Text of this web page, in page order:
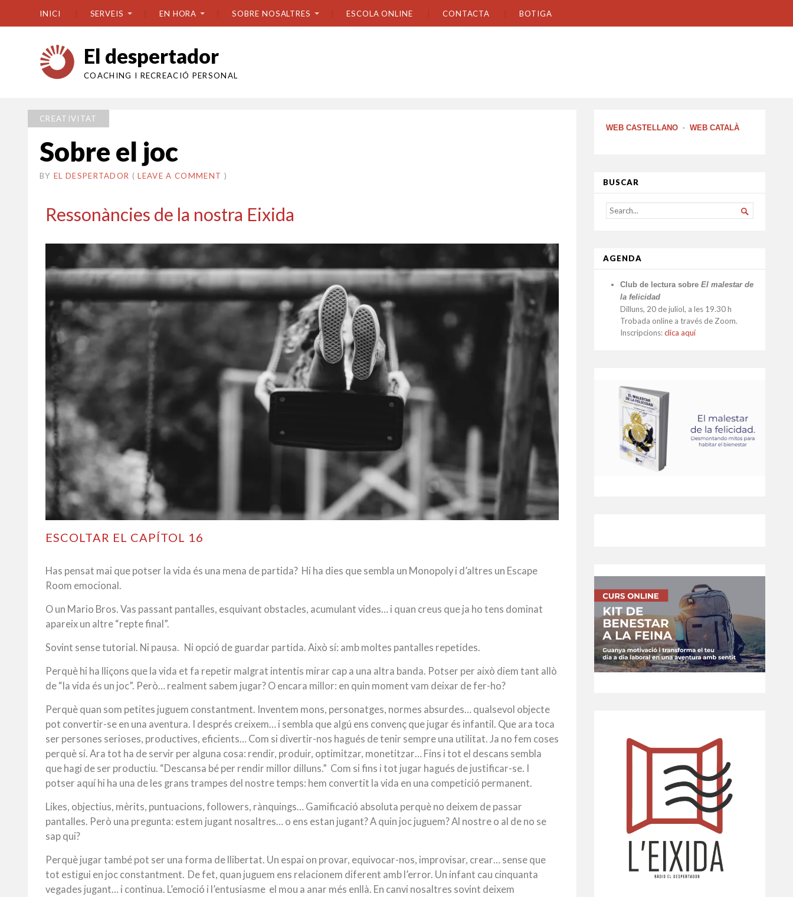
INICI SERVEIS EN HORA SOBRE NOSALTRES ESCOLA ONLINE CONTACTA BOTIGA
El despertador
COACHING I RECREACIÓ PERSONAL
CREATIVITAT
Sobre el joc
BY EL DESPERTADOR ON
8
•(LEAVE A COMMENT )
Ressonàncies de la nostra Eixida
ESCOLTAR EL CAPÍTOL 16
Has pensat mai que potser la vida és una mena de partida? Hi ha dies que sembla un Monopoly i d’altres un Escape
Room emocional.
O un Mario Bros. Vas passant pantalles, esquivant obstacles, acumulant vides… i quan creus que ja ho tens dominat
apareix un altre “repte final”.
Sovint sense tutorial. Ni pausa. Ni opció de guardar partida. Això sí: amb moltes pantalles repetides.
Perquè hi ha lliçons que la vida et fa repetir malgrat intentis mirar cap a una altra banda. Potser per això diem tant allò
de “la vida és un joc”. Però… realment sabem jugar? O encara millor: en quin moment vam deixar de fer-ho?
Perquè quan som petites juguem constantment. Inventem mons, personatges, normes absurdes… qualsevol objecte
pot convertir-se en una aventura. I després creixem… i sembla que algú ens convenç que jugar és infantil. Que ara toca
ser persones serioses, productives, eficients… Com si divertir-nos hagués de tenir sempre una utilitat. Ja no fem coses
perquè sí. Ara tot ha de servir per alguna cosa: rendir, produir, optimitzar, monetitzar… Fins i tot el descans sembla
que hagi de ser productiu. “Descansa bé per rendir millor dilluns.” Com si fins i tot jugar hagués de justificar-se. I
potser aquí hi ha una de les grans trampes del nostre temps: hem convertit la vida en una competició permanent.
Likes, objectius, mèrits, puntuacions, followers, rànquings… Gamificació absoluta perquè no deixem de passar
pantalles. Però una pregunta: estem jugant nosaltres… o ens estan jugant? A quin joc juguem? Al nostre o al de no se
sap qui?
Perquè jugar també pot ser una forma de llibertat. Un espai on provar, equivocar-nos, improvisar, crear… sense que
tot estigui en joc constantment. De fet, quan juguem ens relacionem diferent amb l’error. Un infant cau cinquanta
vegades jugant… i continua. L’emoció i l’entusiasme el mou a anar més enllà. En canvi nosaltres sovint deixem
WEB CASTELLANO · WEB CATALÀ
BUSCAR
SEARCH
FOR...

AGENDA
Club de lectura sobre El malestar de
la felicidad
Dilluns, 20 de juliol, a les 19.30 h
Trobada online a través de Zoom.
Inscripcions:clica aquí